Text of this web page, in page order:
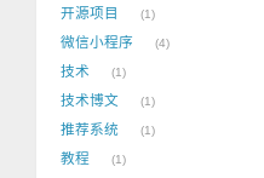
开源项目 1
微信小程序 4
技术 1
技术博文 1
推荐系统 1
教程 1